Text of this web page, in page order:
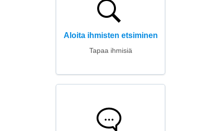
Aloita ihmisten etsiminen
Tapaa ihmisiä